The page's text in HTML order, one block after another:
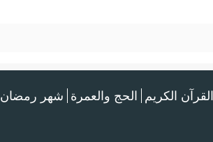
القرآن الكريم الحج والعمرة شهر رمضان